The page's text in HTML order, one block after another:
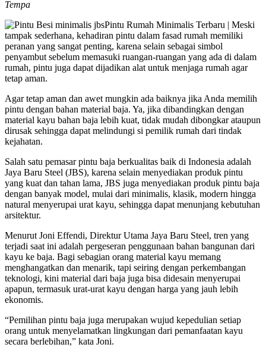
Tempa
Pintu Rumah Minimalis Terbaru | Meski
tampak sederhana, kehadiran pintu dalam fasad rumah memiliki
peranan yang sangat penting, karena selain sebagai simbol
penyambut sebelum memasuki ruangan-ruangan yang ada di dalam
rumah, pintu juga dapat dijadikan alat untuk menjaga rumah agar
tetap aman.
Agar tetap aman dan awet mungkin ada baiknya jika Anda memilih
pintu dengan bahan material baja. Ya, jika dibandingkan dengan
material kayu bahan baja lebih kuat, tidak mudah dibongkar ataupun
dirusak sehingga dapat melindungi si pemilik rumah dari tindak
kejahatan.
Salah satu pemasar pintu baja berkualitas baik di Indonesia adalah
Jaya Baru Steel (JBS), karena selain menyediakan produk pintu
yang kuat dan tahan lama, JBS juga menyediakan produk pintu baja
dengan banyak model, mulai dari minimalis, klasik, modern hingga
natural menyerupai urat kayu, sehingga dapat menunjang kebutuhan
arsitektur.
Menurut Joni Effendi, Direktur Utama Jaya Baru Steel, tren yang
terjadi saat ini adalah pergeseran penggunaan bahan bangunan dari
kayu ke baja. Bagi sebagian orang material kayu memang
menghangatkan dan menarik, tapi seiring dengan perkembangan
teknologi, kini material dari baja juga bisa didesain menyerupai
apapun, termasuk urat-urat kayu dengan harga yang jauh lebih
ekonomis.
“Pemilihan pintu baja juga merupakan wujud kepedulian setiap
orang untuk menyelamatkan lingkungan dari pemanfaatan kayu
secara berlebihan,” kata Joni.